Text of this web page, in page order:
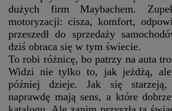
dużych firm Maybachem.
motoryzacji: cisza, komfort,
przeszedł do sprzedaży
dziś obraca się w tym świecie.
To robi różnicę, bo patrzy na auta
Widzi nie tylko to, jak jeżdżą,
później dzieje. Jak się starzeją,
naprawdę mają sens, a które